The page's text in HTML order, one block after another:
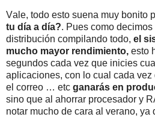
Vale, todo esto suena muy bonito
tu día a día?. Pues como
distribución compilando todo, el
mucho mayor rendimiento, esto
segundos cada vez que inicies
aplicaciones, con lo cual cada
el correo … etc ganarás en
sino que al ahorrar procesador y
notar mucho de cara al verano, ya